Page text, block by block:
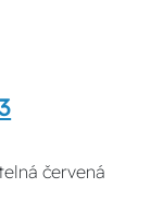
červená